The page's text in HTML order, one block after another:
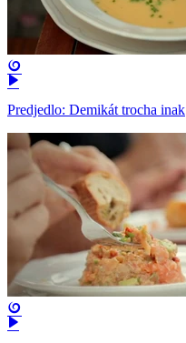
Predjedlo: Demikát trocha inak